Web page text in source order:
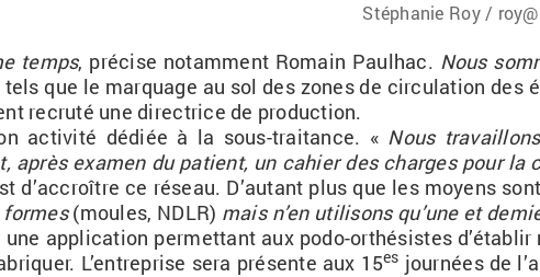
Sté­pha­nie Roy /
temps, pré­cise no­tam­ment Ro­main Paul­hac. Nous
que le mar­quage au sol des zones de cir­cu­la­tion des
re­cruté une di­rec­trice de pro­duc­tion.
ac­ti­vité dé­diée à la sous-trai­tance. « Nous
après exa­men du pa­tient, un ca­hier des charges pour la
d’ac­croître ce ré­seau. D’au­tant plus que les moyens
(moules, NDLR) mais n’en uti­li­sons qu’une et
ap­pli­ca­tion per­met­tant aux podo-or­thé­sistes
L’en­tre­prise sera pré­sente aux 15es jour­nées de